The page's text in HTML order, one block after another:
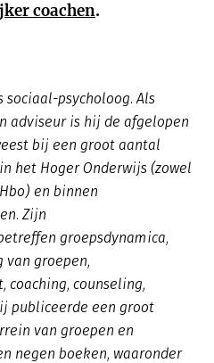
coachen.
sociaal-psycholoog. Als
adviseur is hij de afgelopen
bij een groot aantal
het Hoger Onderwijs (zowel
en binnen
Zijn
groepsdynamica,
groepen,
coaching, counseling,
publiceerde een groot
van groepen en
negen boeken, waaronder